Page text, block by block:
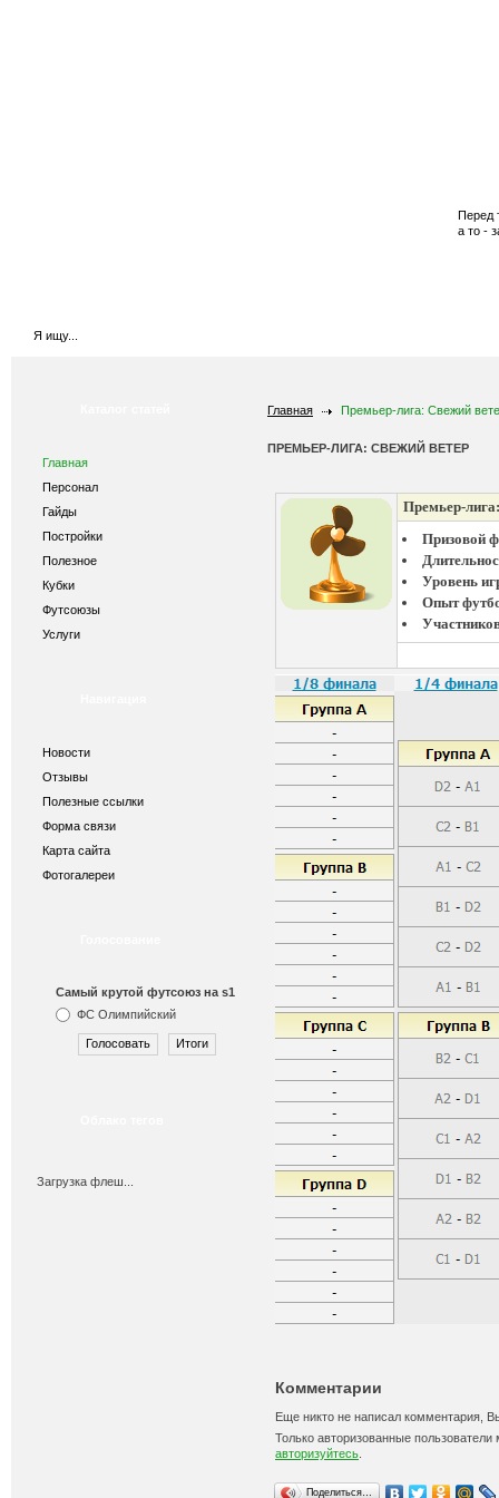
Перед
а то -
Главная
Персонал
Гайды
Постройки
Полезное
Кубки
Футсоюзы
Услуги
Новости
Отзывы
Полезные ссылки
Форма связи
Карта сайта
Фотогалереи
Самый крутой футсоюз на s1
ФС Олимпийский
Загрузка флеш...
Главная Премьер-лига: Свежий
ПРЕМЬЕР-ЛИГА: СВЕЖИЙ ВЕТЕР
Премьер-
Призовой
Уровень
Опыт
Комментарии
Еще никто не написал комментария,
Только авторизованные
авторизуйтесь
Поделиться…